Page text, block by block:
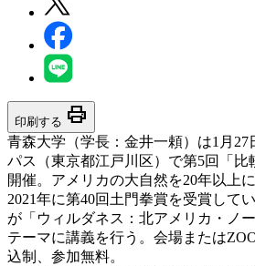
印刷する print
青森大学（学長：金井一頼）は1月27
パス（東京都江戸川区）で第5回「比
開催。アメリカの大自然を20年以上
2021年に第40回土門拳賞を受賞して
が「ウィルダネス：北アメリカ・ノ
テーマに講義を行う。会場または
込制、参加無料。